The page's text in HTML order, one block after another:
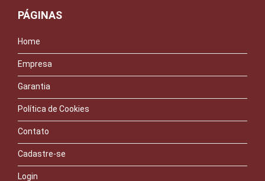
PÁGINAS
Home
Empresa
Garantia
Política de Cookies
Contato
Cadastre-se
Login